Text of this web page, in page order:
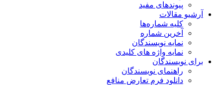
پیوندهای مفید
آرشیو مقالات
کلیه شماره‌ها
آخرین شماره
نمایه نویسندگان
نمایه واژه های کلیدی
برای نویسندگان
راهنمای نویسندگان
دانلود فرم تعارض منافع